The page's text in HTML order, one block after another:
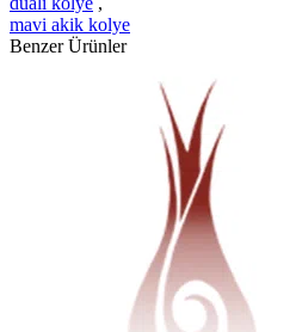
mavi akik kolye
Benzer Ürünler